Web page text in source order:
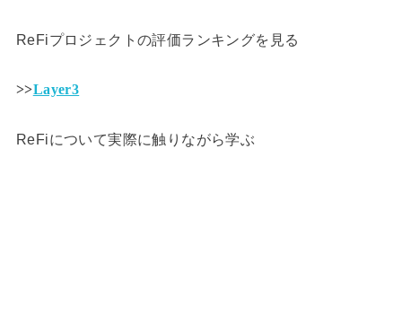
ReFiプロジェクトの評価ランキングを見る
>>Layer3
ReFiについて実際に触りながら学ぶ